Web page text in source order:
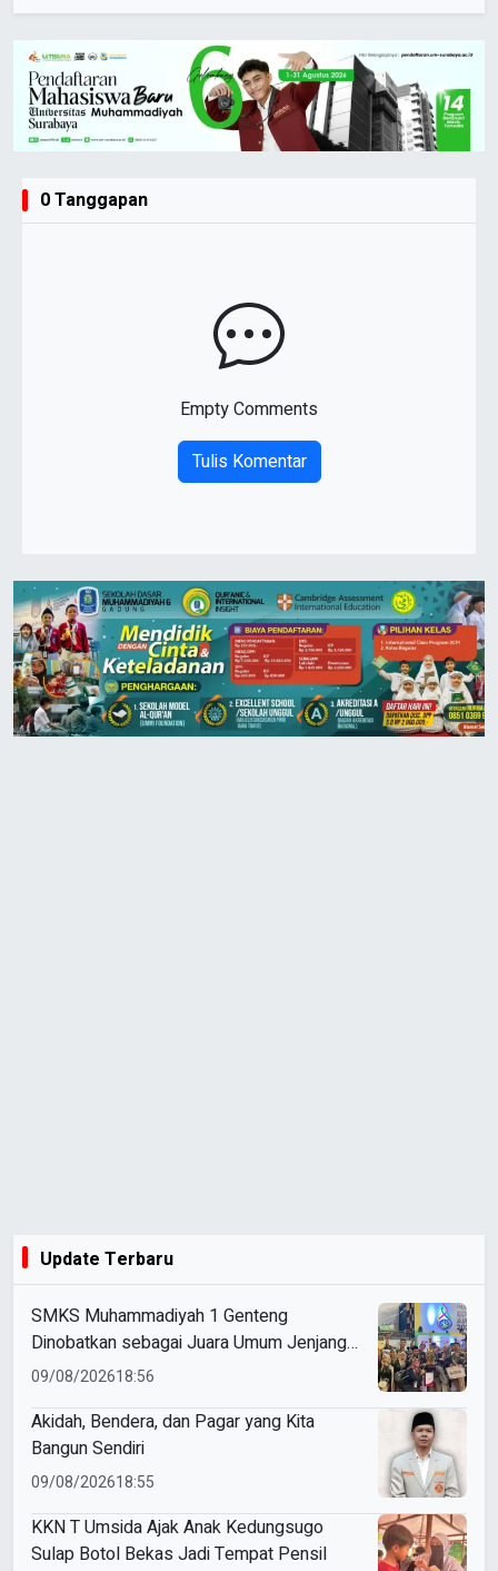
0 Tanggapan
Empty Comments
Tulis Komentar
Update Terbaru
SMKS Muhammadiyah 1 Genteng
Dinobatkan sebagai Juara Umum Jenjang
SMK di Ajang ME Awards 2026
09/08/202618:56
Akidah, Bendera, dan Pagar yang Kita
Bangun Sendiri
09/08/202618:55
KKN T Umsida Ajak Anak Kedungsugo
Sulap Botol Bekas Jadi Tempat Pensil